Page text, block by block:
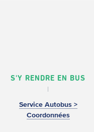
S'Y RENDRE EN BUS
Service Autobus >
Coordonnées